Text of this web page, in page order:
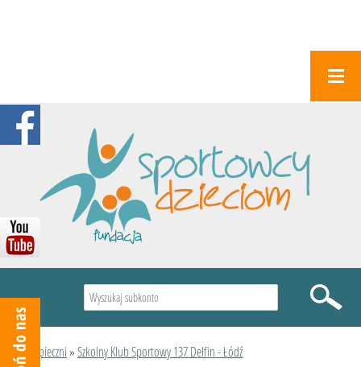
Podopieczni»Szkolny Klub Sportowy 137 Delfin - Łódź